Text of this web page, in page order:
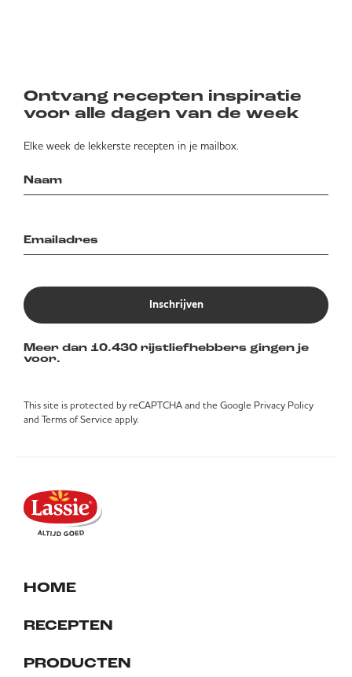
Ontvang recepten inspiratie
voor alle dagen van de week
Elke week de lekkerste recepten in je mailbox.
Inschrijven
Meer dan 10.430 rijstliefhebbers gingen je
voor.
This site is protected by reCAPTCHA and the Google Privacy Policy
and Terms of Service apply.
HOME
RECEPTEN
PRODUCTEN